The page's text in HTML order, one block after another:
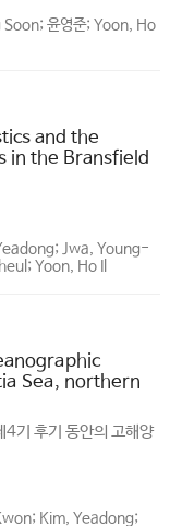
윤영준; Yoon, Ho
and the
in the Bransfield
Jwa, Young-
Yoon, Ho Il
Sea, northern
4기 후기 동안의 고해양
Kim, Yeadong;